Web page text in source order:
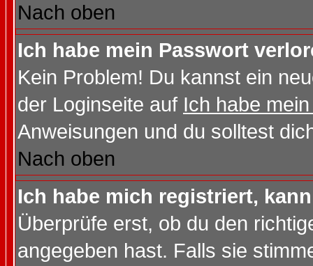
Nach oben
Ich habe mein Passwort
Kein Problem! Du kannst ein
der Loginseite auf Ich habe
Anweisungen und du solltest
Nach oben
Ich habe mich registriert,
Überprüfe erst, ob du den
angegeben hast. Falls sie